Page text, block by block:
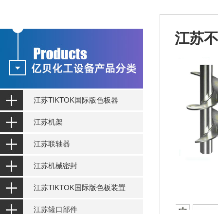
江苏TIKTOK国际版色板器
江苏机架
江苏联轴器
江苏机械密封
江苏TIKTOK国际版色板装置
江苏罐口部件
江苏